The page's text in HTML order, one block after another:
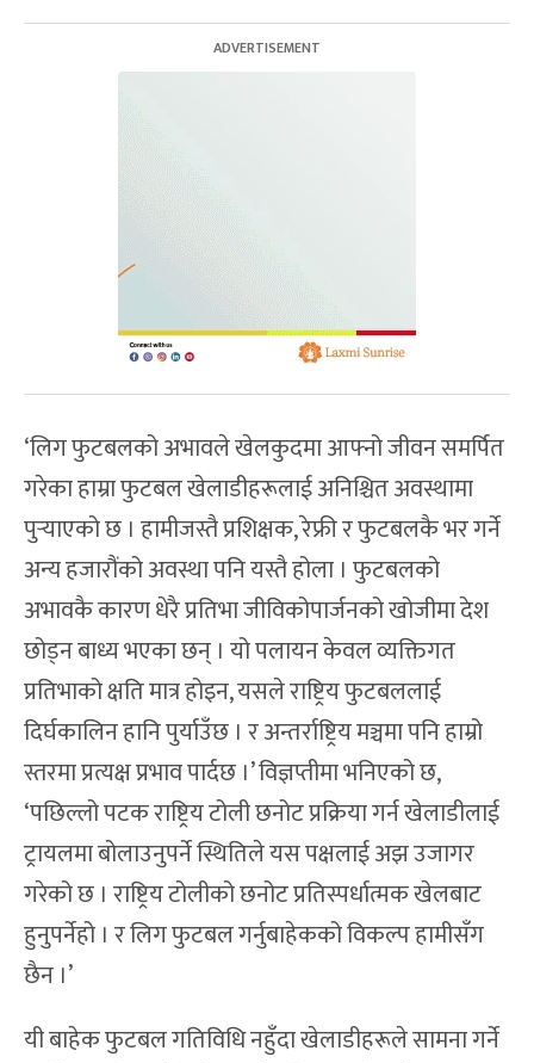
‘लिग फुटबलको अभावले खेलकुदमा आफ्नो जीवन समर्पित
गरेका हाम्रा फुटबल खेलाडीहरूलाई अनिश्चित अवस्थामा
पुर्‍याएको छ । हामीजस्तै प्रशिक्षक, रेफ्री र फुटबलकै भर गर्ने
अन्य हजारौंको अवस्था पनि यस्तै होला । फुटबलको
अभावकै कारण धेरै प्रतिभा जीविकोपार्जनको खोजीमा देश
छोड्न बाध्य भएका छन् । यो पलायन केवल व्यक्तिगत
प्रतिभाको क्षति मात्र होइन, यसले राष्ट्रिय फुटबललाई
दिर्घकालिन हानि पुर्याउँछ । र अन्तर्राष्ट्रिय मञ्चमा पनि हाम्रो
स्तरमा प्रत्यक्ष प्रभाव पार्दछ ।’ विज्ञप्तीमा भनिएको छ,
‘पछिल्लो पटक राष्ट्रिय टोली छनोट प्रक्रिया गर्न खेलाडीलाई
ट्रायलमा बोलाउनुपर्ने स्थितिले यस पक्षलाई अझ उजागर
गरेको छ । राष्ट्रिय टोलीको छनोट प्रतिस्पर्धात्मक खेलबाट
हुनुपर्नेहो । र लिग फुटबल गर्नुबाहेकको विकल्प हामीसँग
छैन ।’
यी बाहेक फुटबल गतिविधि नहुँदा खेलाडीहरूले सामना गर्ने